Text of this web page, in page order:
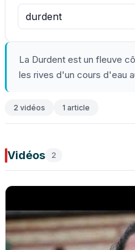
durdent
La Durdent est un fleuve
les rives d'un cours d'eau
2 vidéos 1 article
Vidéos 2